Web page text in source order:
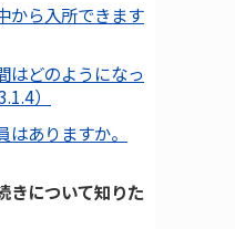
から入所できます
はどのようになっ
）
ありますか。
きについて知りた